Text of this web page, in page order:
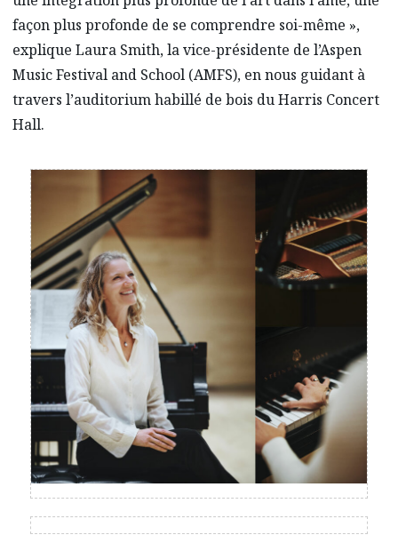
façon plus profonde de se comprendre soi-même »,
explique Laura Smith, la vice-présidente de l’Aspen
Music Festival and School (AMFS), en nous guidant à
travers l’auditorium habillé de bois du Harris Concert
Hall.